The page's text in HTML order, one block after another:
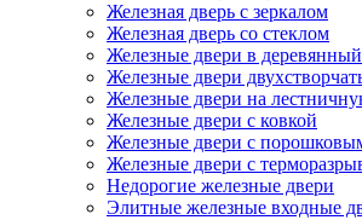
Железная дверь с зеркалом
Железная дверь со стеклом
Железные двери в
Железные двери
Железные двери на
Железные двери с ковкой
Железные двери с
Железные двери с
Недорогие железные двери
Элитные железные входные